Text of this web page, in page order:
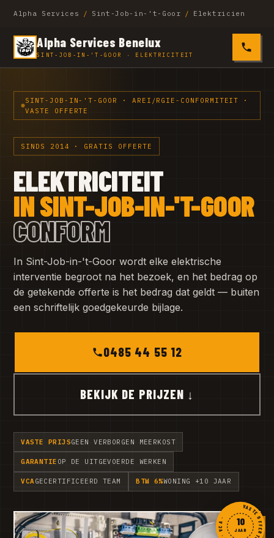
Alpha Services / Sint-Job-in-'t-Goor / Elektricien
Alpha Services Benelux
SINT-JOB-IN-'T-GOOR · ELEKTRICITEIT 0485
SINT-JOB-IN-'T-GOOR · AREI/RGIE-CONFORMITEIT ·
VASTE OFFERTE
SINDS 2014 · GRATIS OFFERTE
ELEKTRICITEIT
IN SINT-JOB-IN-'T-GOOR
CONFORM
In Sint-Job-in-'t-Goor wordt elke elektrische
interventie begroot na het bezoek, en het bedrag op
de getekende offerte is het bedrag dat geldt — buiten
een schriftelijk goedgekeurde bijlage.
0485 44 55 12
BEKIJK DE PRIJZEN ↓
VASTE PRIJSGEEN VERBORGEN MEERKOST
GARANTIE OP DE UITGEVOERDE WERKEN
VCAGECERTIFICEERD TEAM BTW 6%WONING +10 JAAR
10
JAAR